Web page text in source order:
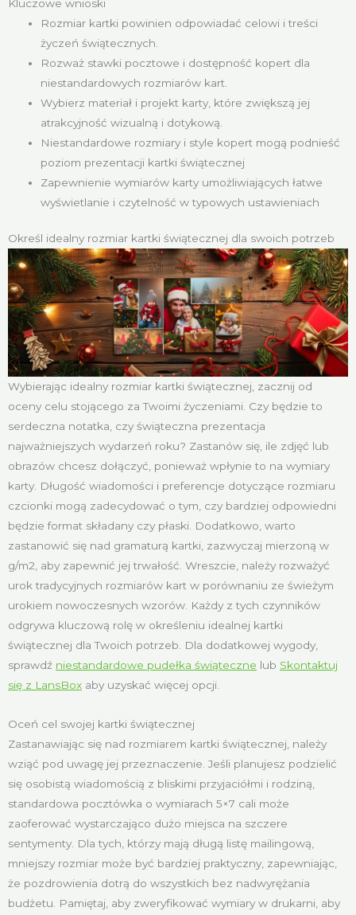
Kluczowe wnioski
Rozmiar kartki powinien odpowiadać celowi i treści
życzeń świątecznych.
Rozważ stawki pocztowe i dostępność kopert dla
niestandardowych rozmiarów kart.
Wybierz materiał i projekt karty, które zwiększą jej
atrakcyjność wizualną i dotykową.
Niestandardowe rozmiary i style kopert mogą podnieść
poziom prezentacji kartki świątecznej
Zapewnienie wymiarów karty umożliwiających łatwe
wyświetlanie i czytelność w typowych ustawieniach
Określ idealny rozmiar kartki świątecznej dla swoich potrzeb
Wybierając idealny rozmiar kartki świątecznej, zacznij od
oceny celu stojącego za Twoimi życzeniami. Czy będzie to
serdeczna notatka, czy świąteczna prezentacja
najważniejszych wydarzeń roku? Zastanów się, ile zdjęć lub
obrazów chcesz dołączyć, ponieważ wpłynie to na wymiary
karty. Długość wiadomości i preferencje dotyczące rozmiaru
czcionki mogą zadecydować o tym, czy bardziej odpowiedni
będzie format składany czy płaski. Dodatkowo, warto
zastanowić się nad gramaturą kartki, zazwyczaj mierzoną w
g/m2, aby zapewnić jej trwałość. Wreszcie, należy rozważyć
urok tradycyjnych rozmiarów kart w porównaniu ze świeżym
urokiem nowoczesnych wzorów. Każdy z tych czynników
odgrywa kluczową rolę w określeniu idealnej kartki
świątecznej dla Twoich potrzeb. Dla dodatkowej wygody,
sprawdź niestandardowe pudełka świąteczne lub Skontaktuj
się z LansBox aby uzyskać więcej opcji.
Oceń cel swojej kartki świątecznej
Zastanawiając się nad rozmiarem kartki świątecznej, należy
wziąć pod uwagę jej przeznaczenie. Jeśli planujesz podzielić
się osobistą wiadomością z bliskimi przyjaciółmi i rodziną,
standardowa pocztówka o wymiarach 5×7 cali może
zaoferować wystarczająco dużo miejsca na szczere
sentymenty. Dla tych, którzy mają długą listę mailingową,
mniejszy rozmiar może być bardziej praktyczny, zapewniając,
że pozdrowienia dotrą do wszystkich bez nadwyrężania
budżetu. Pamiętaj, aby zweryfikować wymiary w drukarni, aby